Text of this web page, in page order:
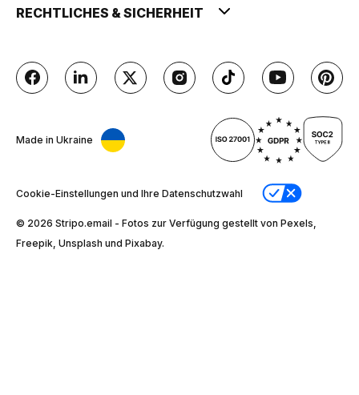
RECHTLICHES & SICHERHEIT
Made in Ukraine
Cookie-Einstellungen und Ihre Datenschutzwahl
© 2026 Stripо.email - Fotos zur Verfügung gestellt von Pexels,
Freepik, Unsplash und Pixabay.